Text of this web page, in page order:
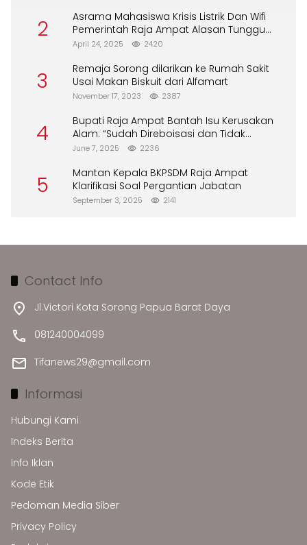
2
Asrama Mahasiswa Krisis Listrik Dan Wifi
Pemerintah Raja Ampat Alasan Tunggu
DPA
April 24, 2025 2420
3
Remaja Sorong dilarikan ke Rumah Sakit
Usai Makan Biskuit dari Alfamart
November 17, 2023 2387
4
Bupati Raja Ampat Bantah Isu Kerusakan
Alam: “Sudah Direboisasi dan Tidak
Merusak Lingkungan”
June 7, 2025 2236
5
Mantan Kepala BKPSDM Raja Ampat
Klarifikasi Soal Pergantian Jabatan
September 3, 2025 2141
Contact Info
Jl.Victori Kota Sorong Papua Barat Daya
081240004099
Tifanews29@gmail.com
Informasi
Hubungi Kami
Indeks Berita
Info Iklan
Kode Etik
Pedoman Media Siber
Privacy Policy